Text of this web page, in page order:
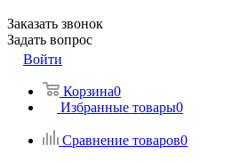
Заказать звонок
Задать вопрос
Войти
Корзина0
Избранные товары0
Сравнение товаров0